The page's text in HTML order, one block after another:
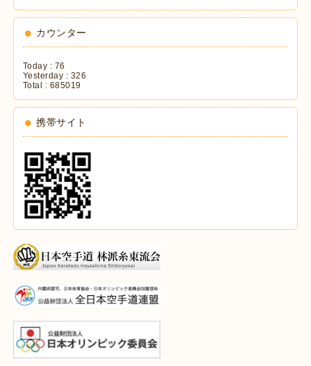
カウンター
Today : 76
Yesterday : 326
Total : 685019
携帯サイト